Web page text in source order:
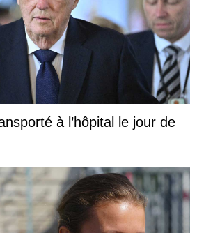
à l’hôpital le jour de